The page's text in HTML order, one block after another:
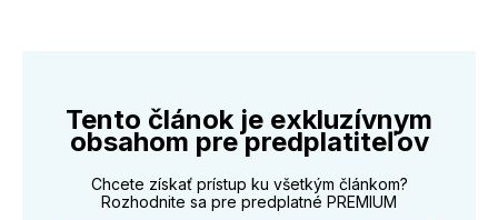
Tento článok je exkluzívnym
obsahom pre predplatiteľov
Chcete získať prístup ku všetkým článkom?
Rozhodnite sa pre predplatné PREMIUM